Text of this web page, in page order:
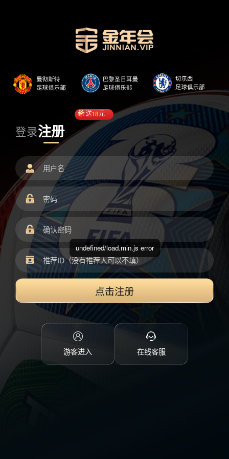
登录注册
送18元
点击注册
游客进入 在线客服
undefined/load.min.js error